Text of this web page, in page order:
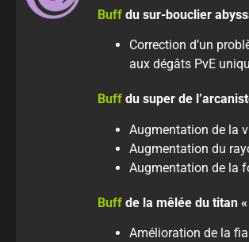
Buffdu sur-bouclier
Correction d’un
aux dégâts PvE
Buffdu super de
Augmentation de la
Augmentation du
Augmentation de la
Buffde la mêlée du titan
Amélioration de la